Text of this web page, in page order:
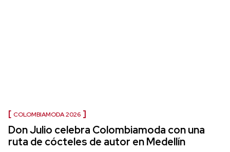
COLOMBIAMODA 2026
Don Julio celebra Colombiamoda con una
ruta de cócteles de autor en Medellín